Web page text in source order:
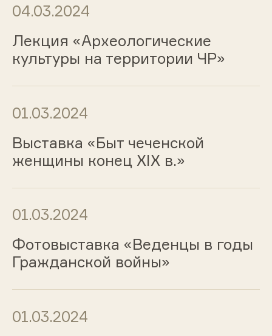
04.03.2024
Лекция «Археологические
культуры на территории ЧР»
01.03.2024
Выставка «Быт чеченской
женщины конец XIX в.»
01.03.2024
Фотовыставка «Веденцы в годы
Гражданской войны»
01.03.2024